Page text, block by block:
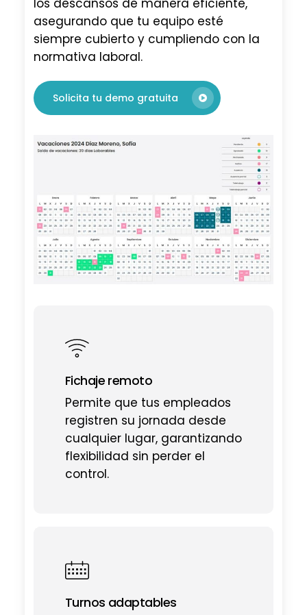
los descansos de manera eficiente,
asegurando que tu equipo esté
siempre cubierto y cumpliendo con la
normativa laboral.
Solicita tu demo gratuita
Fichaje remoto
Permite que tus empleados
registren su jornada desde
cualquier lugar, garantizando
flexibilidad sin perder el
control.
Turnos adaptables